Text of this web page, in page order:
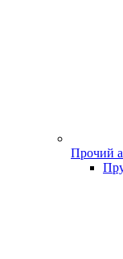
Прочий